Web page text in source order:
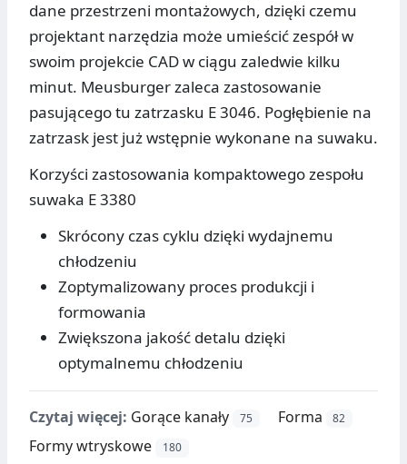
dane przestrzeni montażowych, dzięki czemu
projektant narzędzia może umieścić zespół w
swoim projekcie CAD w ciągu zaledwie kilku
minut. Meusburger zaleca zastosowanie
pasującego tu zatrzasku E 3046. Pogłębienie na
zatrzask jest już wstępnie wykonane na suwaku.
Korzyści zastosowania kompaktowego zespołu
suwaka E 3380
Skrócony czas cyklu dzięki wydajnemu
chłodzeniu
Zoptymalizowany proces produkcji i
formowania
Zwiększona jakość detalu dzięki
optymalnemu chłodzeniu
Czytaj więcej: Gorące kanały 75 Forma 82
Formy wtryskowe 180